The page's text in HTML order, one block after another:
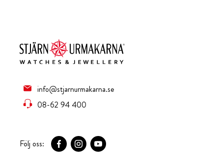
info@stjarnurmakarna.se
08-62 94 400
Följ oss: